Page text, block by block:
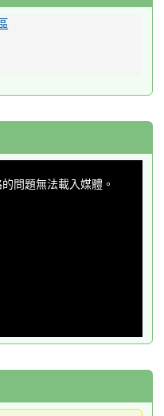
問題無法載入媒體。